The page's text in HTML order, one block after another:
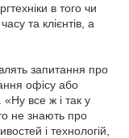
в того чи
та клієнтів, а
запитання про
офісу або
все ж і так у
не знають про
і технологій,